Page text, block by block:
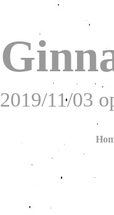
2019/11/03